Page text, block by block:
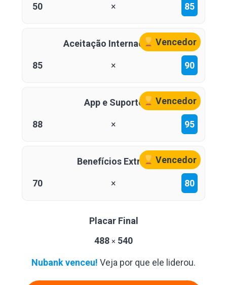
50 × 85
Vencedor
Aceitação Internacional
85 × 90
Vencedor
App e Suporte
88 × 95
Vencedor
Benefícios Extras
70 × 80
Placar Final
488 × 540
Nubank venceu! Veja por que ele liderou.